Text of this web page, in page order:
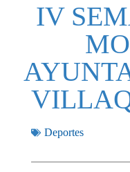
IV
Deportes